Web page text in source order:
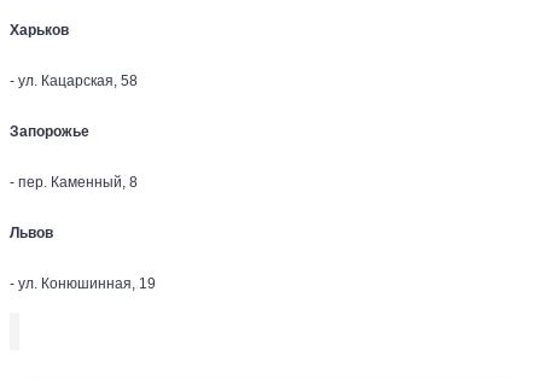
Харьков
- ул. Кацарская, 58
Запорожье
- пер. Каменный, 8
Львов
- ул. Конюшинная, 19